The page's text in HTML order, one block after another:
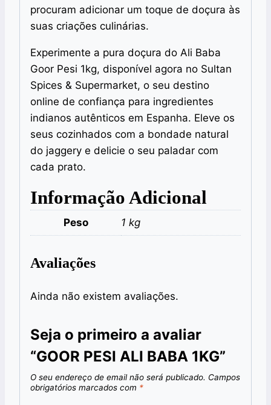
procuram adicionar um toque de doçura às
suas criações culinárias.
Experimente a pura doçura do Ali Baba
Goor Pesi 1kg, disponível agora no Sultan
Spices & Supermarket, o seu destino
online de confiança para ingredientes
indianos autênticos em Espanha. Eleve os
seus cozinhados com a bondade natural
do jaggery e delicie o seu paladar com
cada prato.
Informação Adicional
Peso 1 kg
Avaliações
Ainda não existem avaliações.
Seja o primeiro a avaliar
“GOOR PESI ALI BABA 1KG”
O seu endereço de email não será publicado. Campos
obrigatórios marcados com *